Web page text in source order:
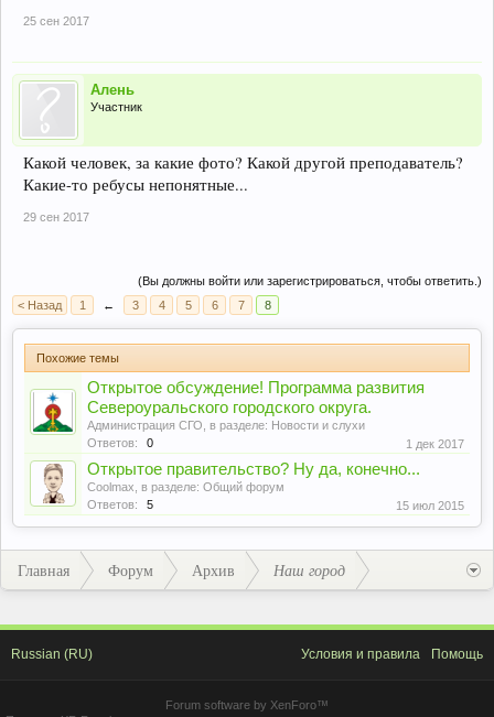
25 сен 2017
Алень
Участник
Какой человек, за какие фото? Какой другой преподаватель?
Какие-то ребусы непонятные...
29 сен 2017
(Вы должны войти или зарегистрироваться, чтобы ответить.)
< Назад
1 ← 3 4 5 6 7 8
Похожие темы
Открытое обсуждение! Программа развития
Североуральского городского округа.
Администрация СГО , в разделе: Новости и слухи
Ответов:
0 1 дек 2017
Открытое правительство? Ну да, конечно...
Coolmax , в разделе: Общий форум
Ответов:
5 15 июл 2015
Главная Форум Архив Наш город
Russian (RU) Условия и правила Помощь
Forum software by XenForo™